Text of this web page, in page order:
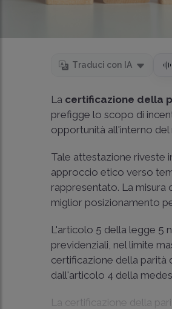
Traduci con IA
La certificazione della
prefigge lo scopo di
opportunità all'interno
Tale attestazione riveste
approccio etico verso
rappresentato. La misura
miglior posizionamento
L'articolo 5 della legge 5
previdenziali, nel limite
certificazione della parità
dall'articolo 4 della
La certificazione della